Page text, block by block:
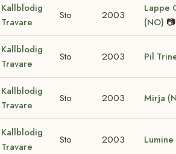
Kallblodig
Travare
Sto 2003
Lappe
(NO) 📷
Kallblodig
Travare
Sto 2003 Pil
Kallblodig
Travare
Sto 2003 Mirja
Kallblodig
Travare
Sto 2003